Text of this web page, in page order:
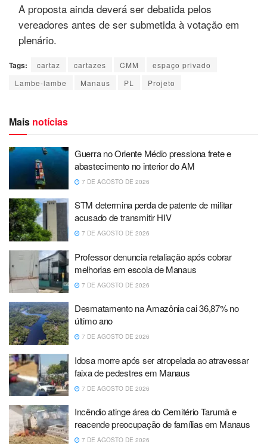
A proposta ainda deverá ser debatida pelos
vereadores antes de ser submetida à votação em
plenário.
Tags: cartaz cartazes CMM
espaço privado
Lambe-lambe
Manaus PL Projeto
Mais notícias
Guerra no Oriente Médio pressiona frete e
abastecimento no interior do AM
7 DE AGOSTO DE 2026
STM determina perda de patente de militar
acusado de transmitir HIV
7 DE AGOSTO DE 2026
Professor denuncia retaliação após cobrar
melhorias em escola de Manaus
7 DE AGOSTO DE 2026
Desmatamento na Amazônia cai 36,87% no
último ano
7 DE AGOSTO DE 2026
Idosa morre após ser atropelada ao atravessar
faixa de pedestres em Manaus
7 DE AGOSTO DE 2026
Incêndio atinge área do Cemitério Tarumã e
reacende preocupação de famílias em Manaus
7 DE AGOSTO DE 2026